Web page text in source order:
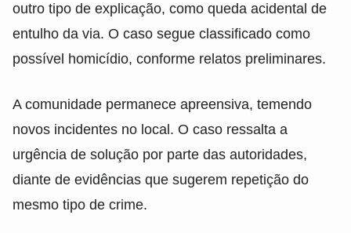
outro tipo de explicação, como queda acidental de
entulho da via. O caso segue classificado como
possível homicídio, conforme relatos preliminares.
A comunidade permanece apreensiva, temendo
novos incidentes no local. O caso ressalta a
urgência de solução por parte das autoridades,
diante de evidências que sugerem repetição do
mesmo tipo de crime.